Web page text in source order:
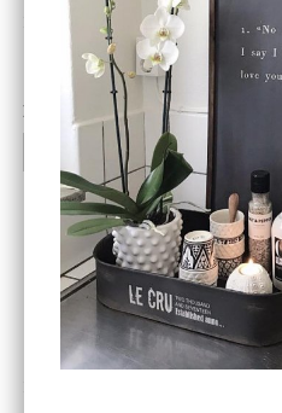
Cloudy kruka mini, vit
199 kr
KÖP